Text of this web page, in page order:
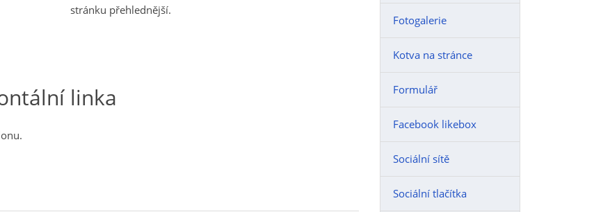
stránku přehlednější.
linka
Fotogalerie
Kotva na stránce
Formulář
Facebook likebox
Sociální sítě
Sociální tlačítka